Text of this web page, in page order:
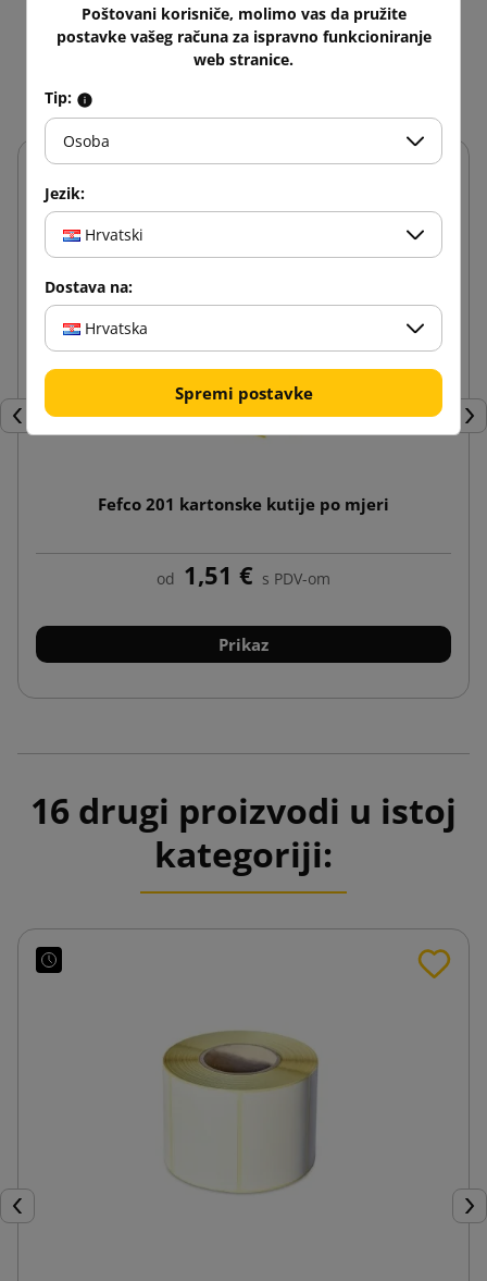
Možda će Vam se i ovo
svidjeti
Prije
Fefco 201 kartonske kutije po mjeri
od 1,51 € s PDV-om
Prikaz
16 drugi proizvodi u istoj
kategoriji:
Prije
Poštovani korisniče, molimo vas da pružite
postavke vašeg računa za ispravno funkcioniranje
web stranice.
Tip:
Osoba
Jezik:
Hrvatski
Dostava na:
Hrvatska
Spremi postavke